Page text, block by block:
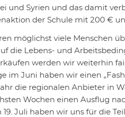
und Syrien und das damit
der Schule mit 200 €
möglichst viele Menschen
die Lebens- und
werden wir weiterhin
im Juni haben wir einen
die regionalen Anbieter in
Wochen einen Ausflug
19. Juli haben wir uns für die